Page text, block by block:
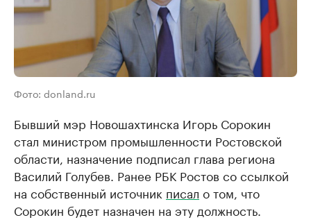
Фото: donland.ru
Бывший мэр Новошахтинска Игорь Сорокин
стал министром промышленности Ростовской
области, назначение подписал глава региона
Василий Голубев. Ранее РБК Ростов со ссылкой
на собственный источник писал о том, что
Сорокин будет назначен на эту должность.